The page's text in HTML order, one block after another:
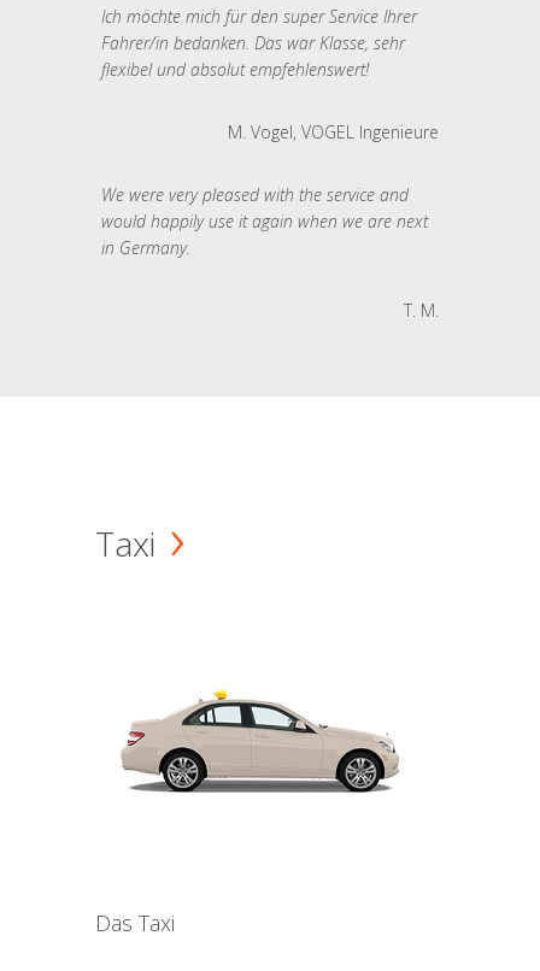
Ich möchte mich für den super Service Ihrer
Fahrer/in bedanken. Das war Klasse, sehr
flexibel und absolut empfehlenswert!
M. Vogel, VOGEL Ingenieure
We were very pleased with the service and
would happily use it again when we are next
in Germany.
T. M.
Taxi
Das Taxi